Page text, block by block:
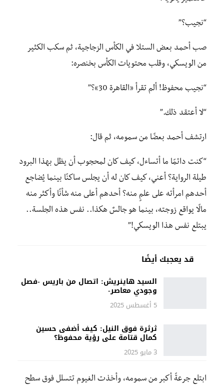
“نجيب؟”
صب أحمد بعض الستلا في الكأس الزجاجية، ثم سكب الكثير
من الويسكي، وقلب محتويات الكأس بخنصره:
“نجيب محفوظ! ألم تقرأ «القاهرة 30»؟”
“لا أعتقد ذلك.”
ارتشف أحمد بعضًا من سمومه، ثم قال:
“كنت دائمًا ما أتساءل، كيف كان لمحجوب أن يظل بهذا البرود
طيلة الرواية؟ أعني، كيف كان له أن يجلس ساكنًا بينما يُضاجع
أحدهم امرأته على علمٍ منه؟ أحدهم أعلى منه شأنًا وأكثر منه
مالًا يواقع زوجته، بينما هو جالسٌ هكذا.. نفس هذه الجلسة..
يبتلع نفس هذا الويسكي!”
قد يعجبك أيضًا
السيد هاينريش: اتصال من باريس -فصل
وجودي معاصر-
5 أغسطس 2025
ثرثرة فوق النيل: كيف أضفى حسين
كمال قتامة على رؤية محفوظ؟
3 مايو 2025
ابتلع جرعةً أكبر من سمومه، وأخذت الغيوم تتسلل فوق سطح